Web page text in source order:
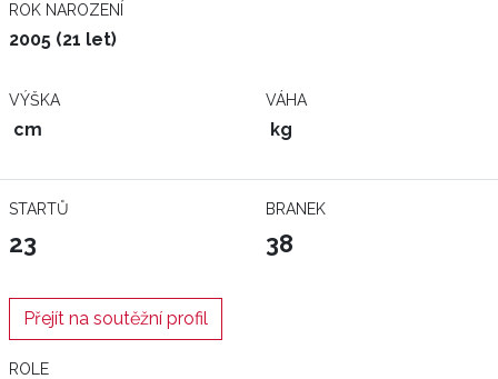
ROK NAROZENÍ
2005 (21 let)
VÝŠKA
cm
VÁHA
kg
STARTŮ
23
BRANEK
38
Přejít na soutěžní profil
ROLE